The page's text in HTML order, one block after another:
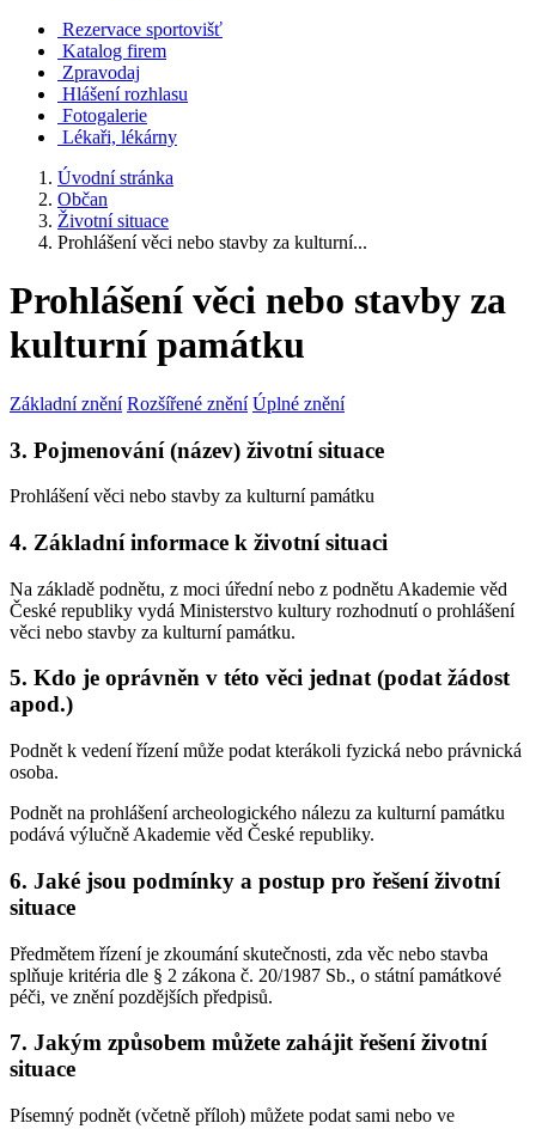
Rezervace sportovišť
Katalog firem
Zpravodaj
Hlášení rozhlasu
Fotogalerie
Lékaři, lékárny
Úvodní stránka
Občan
Životní situace
Prohlášení věci nebo stavby za kulturní...
Prohlášení věci nebo stavby za
kulturní památku
Základní znění Rozšířené znění Úplné znění
3. Pojmenování (název) životní situace
Prohlášení věci nebo stavby za kulturní památku
4. Základní informace k životní situaci
Na základě podnětu, z moci úřední nebo z podnětu Akademie věd
České republiky vydá Ministerstvo kultury rozhodnutí o prohlášení
věci nebo stavby za kulturní památku.
5. Kdo je oprávněn v této věci jednat (podat žádost
apod.)
Podnět k vedení řízení může podat kterákoli fyzická nebo právnická
osoba.
Podnět na prohlášení archeologického nálezu za kulturní památku
podává výlučně Akademie věd České republiky.
6. Jaké jsou podmínky a postup pro řešení životní
situace
Předmětem řízení je zkoumání skutečnosti, zda věc nebo stavba
splňuje kritéria dle § 2 zákona č. 20/1987 Sb., o státní památkové
péči, ve znění pozdějších předpisů.
7. Jakým způsobem můžete zahájit řešení životní
situace
Písemný podnět (včetně příloh) můžete podat sami nebo ve